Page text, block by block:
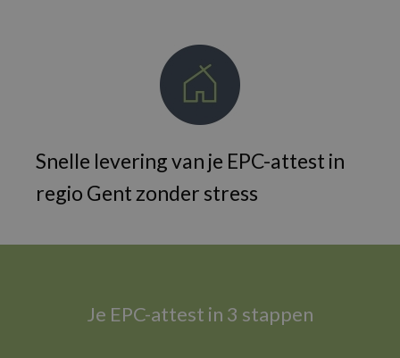
Snelle levering van je EPC-attest in
regio Gent zonder stress
Je EPC-attest in 3 stappen